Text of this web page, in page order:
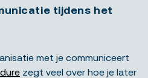
tijdens het
met je communiceert
zegt veel over hoe je later